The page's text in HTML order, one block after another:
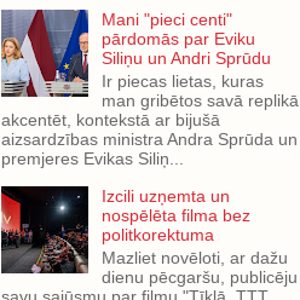
Mani "pieci centi"
pārdomās par Eviku
Siliņu un Andri Sprūdu
Ir piecas lietas, kuras
man gribētos savā replikā
akcentēt, kontekstā ar bijušā
aizsardzības ministra Andra Sprūda un
premjeres Evikas Siliņ...
Izcili uzņemta un
nospēlēta filma bez
politkorektuma
Mazliet novēloti, ar dažu
dienu pēcgaršu, publicēju